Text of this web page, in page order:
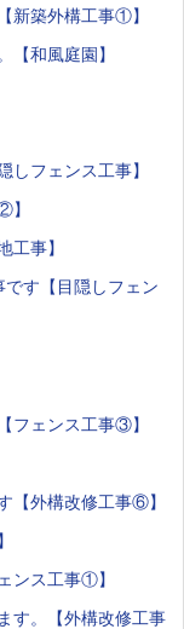
新築外構工事①】
【和風庭園】
しフェンス工事】
】
工事】
す【目隠しフェン
フェンス工事③】
【外構改修工事⑥】
ンス工事①】
す。【外構改修工事